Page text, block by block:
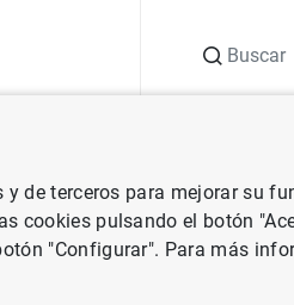
Term structure and the
de terceros para mejorar su
cookies pulsando el botón
"Configurar". Para más